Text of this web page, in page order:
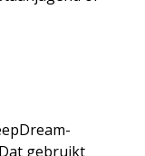
gebruikt